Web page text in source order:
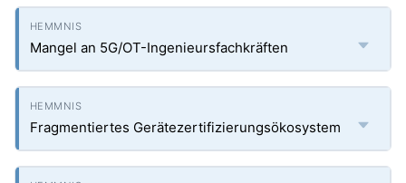
Mangel an 5G/OT-Ingenieursfachkräften
Fragmentiertes Gerätezertifizierungsökosystem